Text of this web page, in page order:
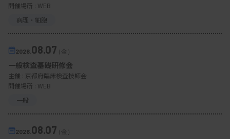
開催場所 : WEB
病理・細胞
2026. 08.07（金）
一般検査基礎研修会
主催 : 京都府臨床検査技師会
開催場所 : WEB
一般
2026. 08.07（金）